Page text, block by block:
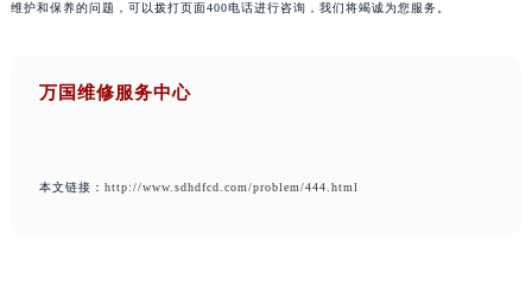
维护和保养的问题，可以拨打页面400电话进行咨询，我们将竭诚为您服务。
万国维修服务中心
本文链接： http://www.sdhdfcd.com/problem/444.html